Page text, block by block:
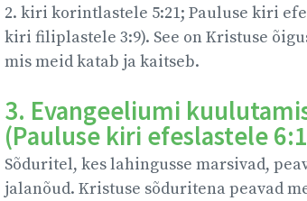
2. kiri korintlastele 5:21; Pauluse kiri
kiri filiplastele 3:9). See on Kristuse
mis meid katab ja kaitseb.
3. Evangeeliumi
(Pauluse kiri efeslastele
Sõduritel, kes lahingusse marsivad,
jalanõud. Kristuse sõduritena peavad